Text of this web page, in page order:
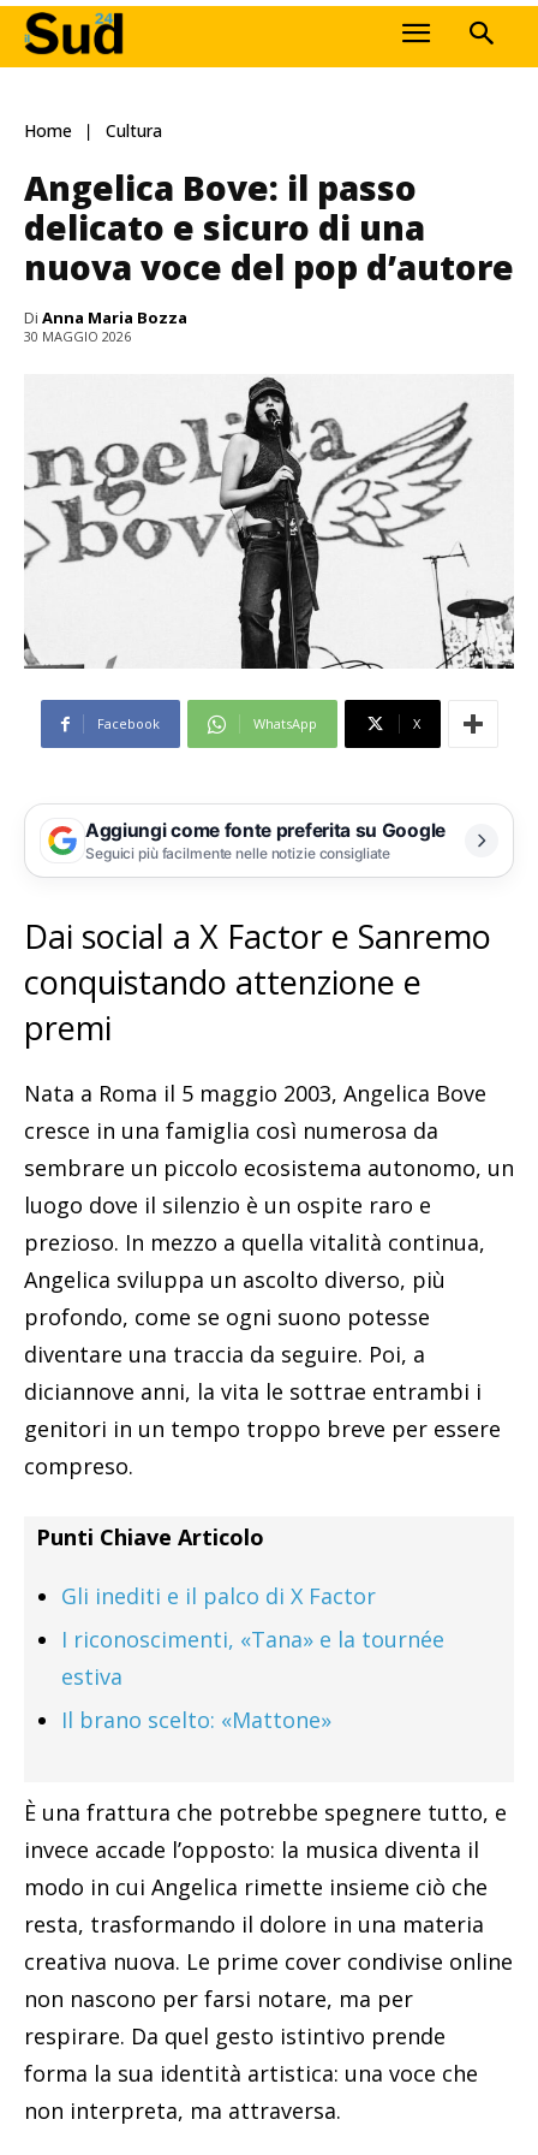
Home Cultura
Angelica Bove: il passo
delicato e sicuro di una
nuova voce del pop d’autore
Di Anna Maria Bozza
30 MAGGIO 2026
Facebook WhatsApp X
Aggiungi come fonte preferita su Google
Seguici più facilmente nelle notizie consigliate
Dai social a X Factor e Sanremo
conquistando attenzione e
premi
Nata a Roma il 5 maggio 2003, Angelica Bove
cresce in una famiglia così numerosa da
sembrare un piccolo ecosistema autonomo, un
luogo dove il silenzio è un ospite raro e
prezioso. In mezzo a quella vitalità continua,
Angelica sviluppa un ascolto diverso, più
profondo, come se ogni suono potesse
diventare una traccia da seguire. Poi, a
diciannove anni, la vita le sottrae entrambi i
genitori in un tempo troppo breve per essere
compreso.
Punti Chiave Articolo
Gli inediti e il palco di X Factor
I riconoscimenti, «Tana» e la tournée
estiva
Il brano scelto: «Mattone»
È una frattura che potrebbe spegnere tutto, e
invece accade l’opposto: la musica diventa il
modo in cui Angelica rimette insieme ciò che
resta, trasformando il dolore in una materia
creativa nuova. Le prime cover condivise online
non nascono per farsi notare, ma per
respirare. Da quel gesto istintivo prende
forma la sua identità artistica: una voce che
non interpreta, ma attraversa.